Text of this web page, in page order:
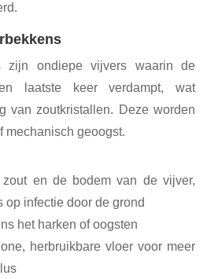
zijn ondiepe vijvers waarin de
laatste keer verdampt, wat
van zoutkristallen. Deze worden
mechanisch geoogst.
en de bodem van de vijver,
op infectie door de grond
het harken of oogsten
herbruikbare vloer voor meer